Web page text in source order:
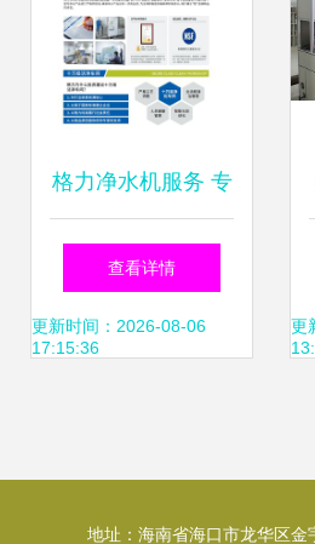
格力净水机服务 专
业在线咨询与技术
支持指南
查看详情
更新时间：2026-08-06
17:15:36
更
地址：海南省海口市龙华区金